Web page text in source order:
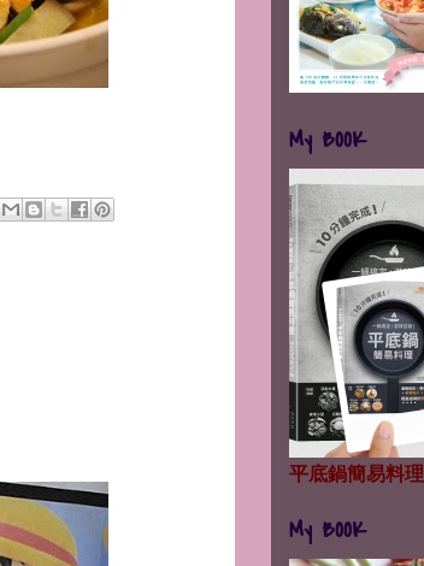
My BOOK
平底鍋簡易料理
My BOOK